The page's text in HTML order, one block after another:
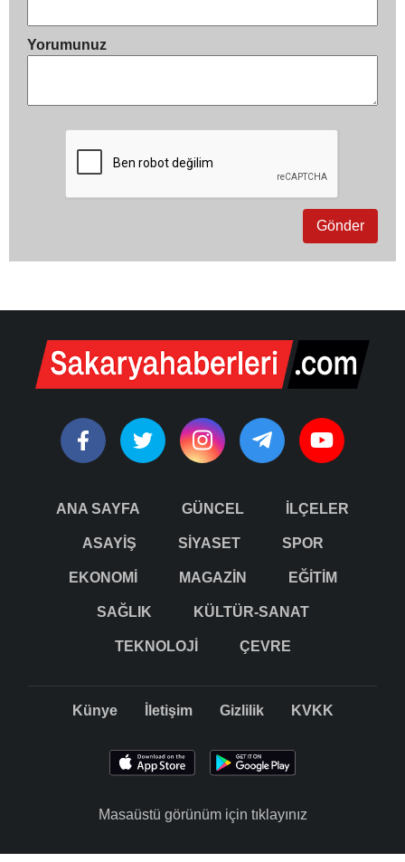
Yorumunuz
ANA SAYFA GÜNCEL İLÇELER
ASAYİŞ SİYASET SPOR
EKONOMİ MAGAZİN EĞİTİM
SAĞLIK KÜLTÜR-SANAT
TEKNOLOJİ ÇEVRE
Künye İletişim Gizlilik KVKK
Masaüstü görünüm için tıklayınız